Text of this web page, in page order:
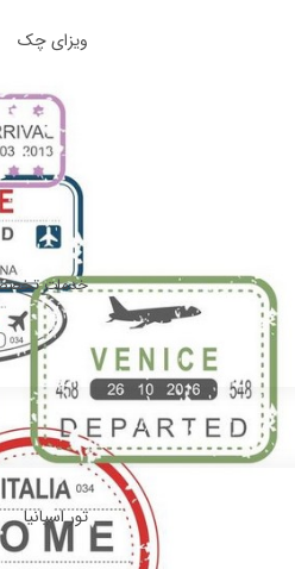
ویزای چک
خدمات
تور اسپانیا